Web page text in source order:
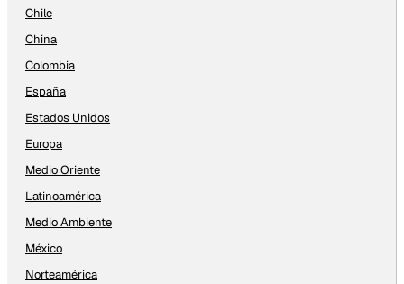
Chile
China
Colombia
España
Estados Unidos
Europa
Medio Oriente
Latinoamérica
Medio Ambiente
México
Norteamérica